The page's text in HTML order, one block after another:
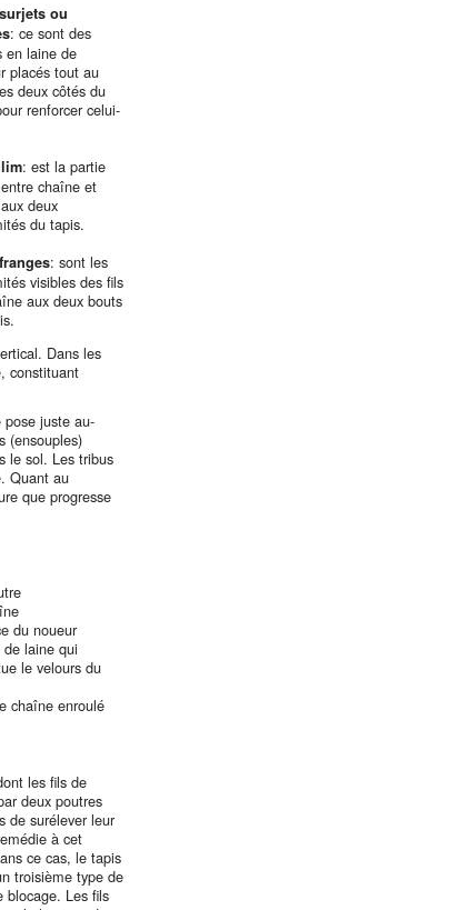
surjets ou
: ce sont des
en laine de
placés tout au
deux côtés du
renforcer celui-
: est la partie
chaîne et
deux
du tapis.
franges: sont les
visibles des fils
aux deux bouts
Dans les
constituant
juste au-
(ensouples)
le sol. Les tribus
Quant au
que progresse
du noueur
laine qui
le velours du
chaîne enroulé
les fils de
deux poutres
de surélever leur
à cet
ce cas, le tapis
troisième type de
blocage. Les fils